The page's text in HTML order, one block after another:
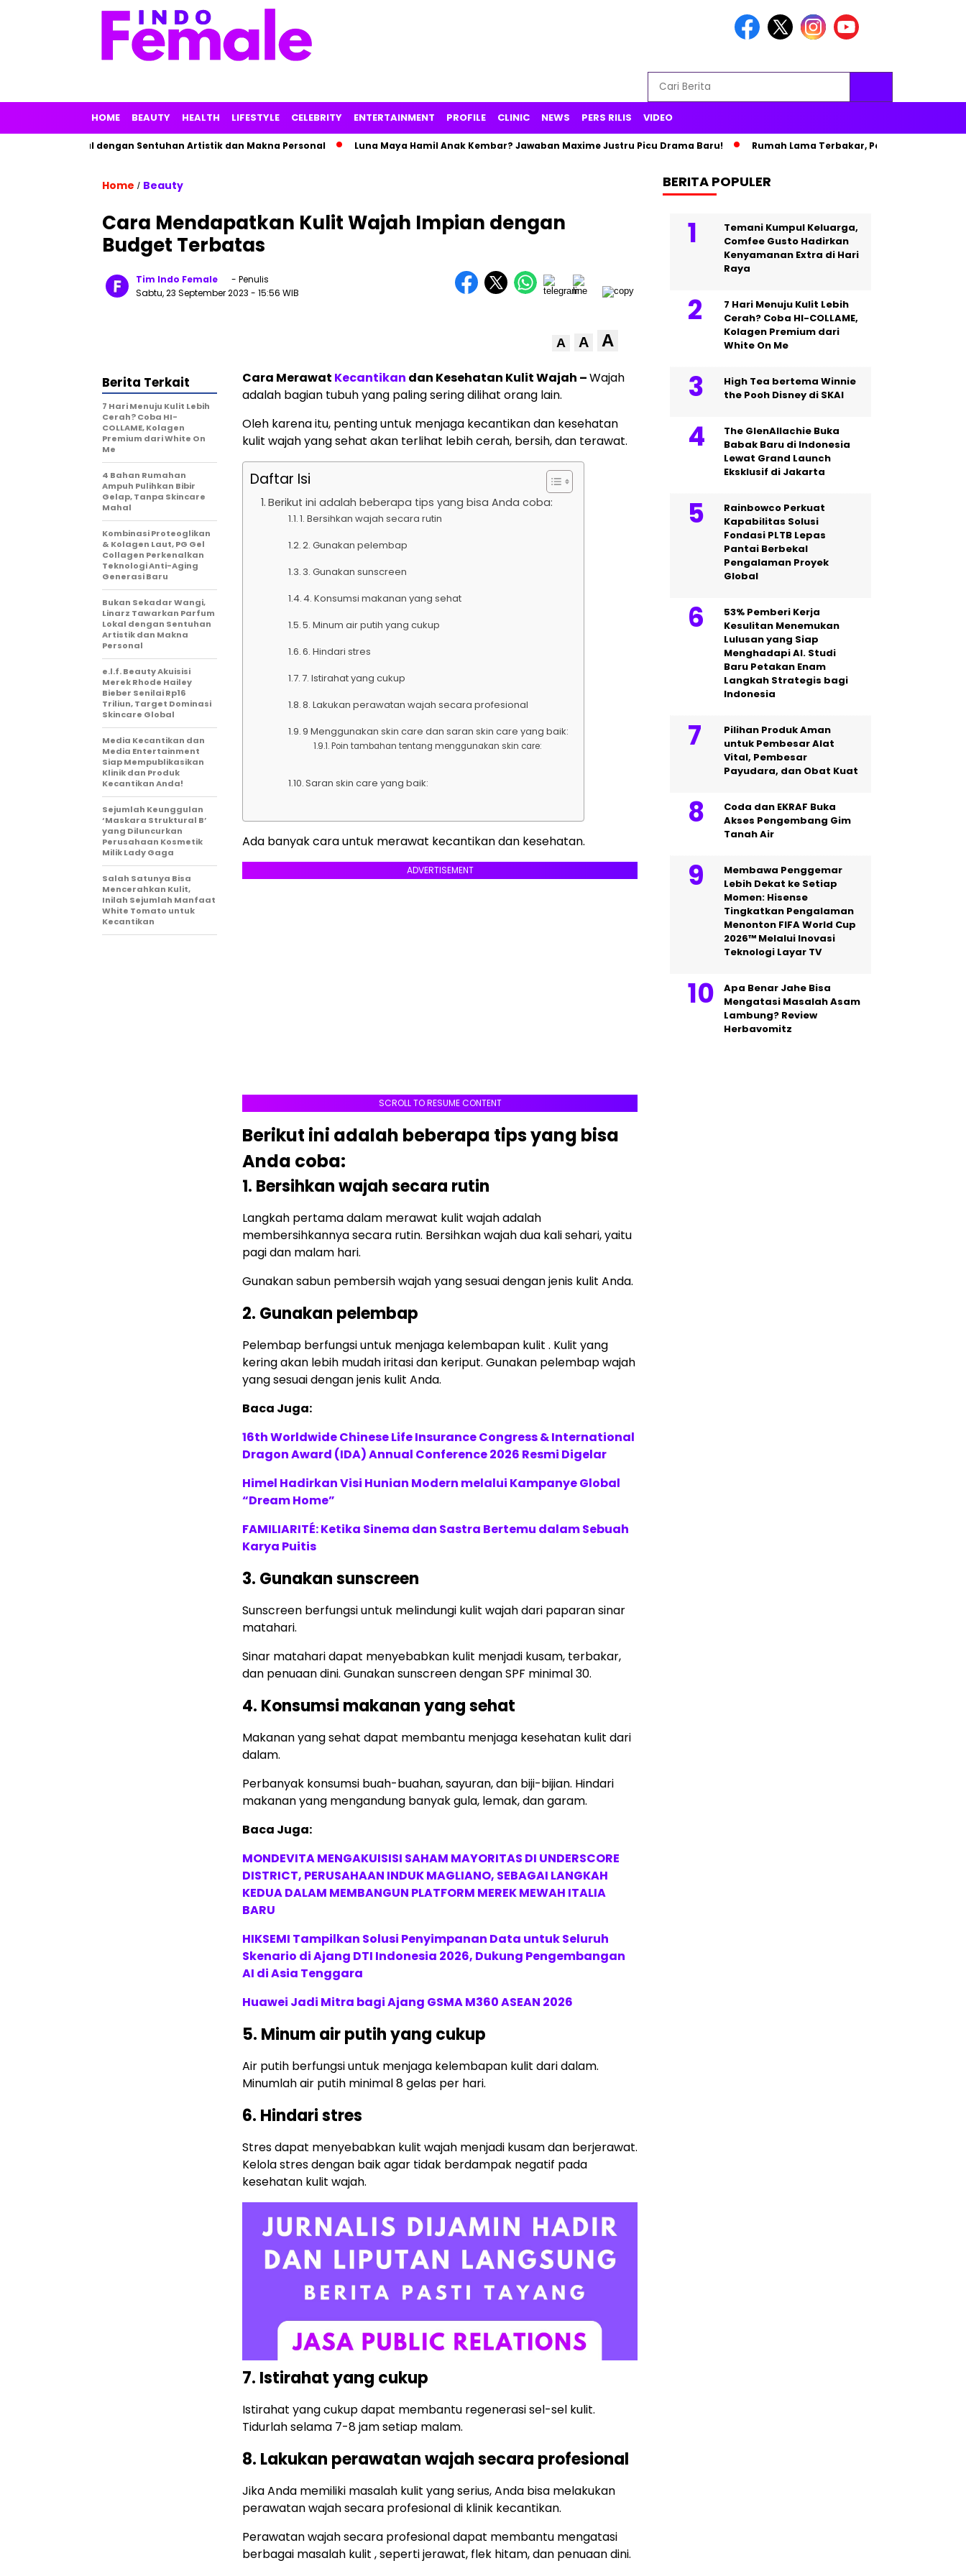
HOME BEAUTY HEALTH LIFESTYLE CELEBRITY ENTERTAINMENT PROFILE CLINIC NEWS PERS RILIS VIDEO
Lokal dengan Sentuhan Artistik dan Makna Personal Luna Maya Hamil Anak Kembar? Jawaban Maxime Justru Picu Drama Baru! Rumah Lama Terbakar, Paris Hilton Pindah ke
Home / Beauty
Cara Mendapatkan Kulit Wajah Impian dengan
Budget Terbatas
Tim Indo Female
- Penulis
Sabtu, 23 September 2023 - 15:56 WIB
A A A
Cara Merawat Kecantikan dan Kesehatan Kulit Wajah –Wajah
adalah bagian tubuh yang paling sering dilihat orang lain.
Oleh karena itu, penting untuk menjaga kecantikan dan kesehatan
kulit wajah yang sehat akan terlihat lebih cerah, bersih, dan terawat.
Daftar Isi
Berikut ini adalah beberapa tips yang bisa Anda coba:
1. Bersihkan wajah secara rutin
2. Gunakan pelembap
3. Gunakan sunscreen
4. Konsumsi makanan yang sehat
5. Minum air putih yang cukup
6. Hindari stres
7. Istirahat yang cukup
8. Lakukan perawatan wajah secara profesional
9 Menggunakan skin care dan saran skin care yang baik:
Poin tambahan tentang menggunakan skin care:
Saran skin care yang baik:
Ada banyak cara untuk merawat kecantikan dan kesehatan.
ADVERTISEMENT
SCROLL TO RESUME CONTENT
Berikut ini adalah beberapa tips yang bisa
Anda coba:
1. Bersihkan wajah secara rutin
Langkah pertama dalam merawat kulit wajah adalah
membersihkannya secara rutin. Bersihkan wajah dua kali sehari, yaitu
pagi dan malam hari.
Gunakan sabun pembersih wajah yang sesuai dengan jenis kulit Anda.
2. Gunakan pelembap
Pelembap berfungsi untuk menjaga kelembapan kulit . Kulit yang
kering akan lebih mudah iritasi dan keriput. Gunakan pelembap wajah
yang sesuai dengan jenis kulit Anda.
Baca Juga:
16th Worldwide Chinese Life Insurance Congress & International
Dragon Award (IDA) Annual Conference 2026 Resmi Digelar
Himel Hadirkan Visi Hunian Modern melalui Kampanye Global
“Dream Home”
FAMILIARITÉ: Ketika Sinema dan Sastra Bertemu dalam Sebuah
Karya Puitis
3. Gunakan sunscreen
Sunscreen berfungsi untuk melindungi kulit wajah dari paparan sinar
matahari.
Sinar matahari dapat menyebabkan kulit menjadi kusam, terbakar,
dan penuaan dini. Gunakan sunscreen dengan SPF minimal 30.
4. Konsumsi makanan yang sehat
Makanan yang sehat dapat membantu menjaga kesehatan kulit dari
dalam.
Perbanyak konsumsi buah-buahan, sayuran, dan biji-bijian. Hindari
makanan yang mengandung banyak gula, lemak, dan garam.
Baca Juga:
MONDEVITA MENGAKUISISI SAHAM MAYORITAS DI UNDERSCORE
DISTRICT, PERUSAHAAN INDUK MAGLIANO, SEBAGAI LANGKAH
KEDUA DALAM MEMBANGUN PLATFORM MEREK MEWAH ITALIA
BARU
HIKSEMI Tampilkan Solusi Penyimpanan Data untuk Seluruh
Skenario di Ajang DTI Indonesia 2026, Dukung Pengembangan
AI di Asia Tenggara
Huawei Jadi Mitra bagi Ajang GSMA M360 ASEAN 2026
5. Minum air putih yang cukup
Air putih berfungsi untuk menjaga kelembapan kulit dari dalam.
Minumlah air putih minimal 8 gelas per hari.
6. Hindari stres
Stres dapat menyebabkan kulit wajah menjadi kusam dan berjerawat.
Kelola stres dengan baik agar tidak berdampak negatif pada
kesehatan kulit wajah.
7. Istirahat yang cukup
Istirahat yang cukup dapat membantu regenerasi sel-sel kulit.
Tidurlah selama 7-8 jam setiap malam.
8. Lakukan perawatan wajah secara profesional
Jika Anda memiliki masalah kulit yang serius, Anda bisa melakukan
perawatan wajah secara profesional di klinik kecantikan.
Perawatan wajah secara profesional dapat membantu mengatasi
berbagai masalah kulit , seperti jerawat, flek hitam, dan penuaan dini.
Berita Terkait
7 Hari Menuju Kulit Lebih
Cerah? Coba HI-
COLLAME, Kolagen
Premium dari White On
Me
4 Bahan Rumahan
Ampuh Pulihkan Bibir
Gelap, Tanpa Skincare
Mahal
Kombinasi Proteoglikan
& Kolagen Laut, PG Gel
Collagen Perkenalkan
Teknologi Anti-Aging
Generasi Baru
Bukan Sekadar Wangi,
Linarz Tawarkan Parfum
Lokal dengan Sentuhan
Artistik dan Makna
Personal
e.l.f. Beauty Akuisisi
Merek Rhode Hailey
Bieber Senilai Rp16
Triliun, Target Dominasi
Skincare Global
Media Kecantikan dan
Media Entertainment
Siap Mempublikasikan
Klinik dan Produk
Kecantikan Anda!
Sejumlah Keunggulan
‘Maskara Struktural B’
yang Diluncurkan
Perusahaan Kosmetik
Milik Lady Gaga
Salah Satunya Bisa
Mencerahkan Kulit,
Inilah Sejumlah Manfaat
White Tomato untuk
Kecantikan
BERITA POPULER
Temani Kumpul Keluarga,
Comfee Gusto Hadirkan
Kenyamanan Extra di Hari
Raya
7 Hari Menuju Kulit Lebih
Cerah? Coba HI-COLLAME,
Kolagen Premium dari
White On Me
High Tea bertema Winnie
the Pooh Disney di SKAI
The GlenAllachie Buka
Babak Baru di Indonesia
Lewat Grand Launch
Eksklusif di Jakarta
Rainbowco Perkuat
Kapabilitas Solusi
Fondasi PLTB Lepas
Pantai Berbekal
Pengalaman Proyek
Global
53% Pemberi Kerja
Kesulitan Menemukan
Lulusan yang Siap
Menghadapi AI. Studi
Baru Petakan Enam
Langkah Strategis bagi
Indonesia
Pilihan Produk Aman
untuk Pembesar Alat
Vital, Pembesar
Payudara, dan Obat Kuat
Coda dan EKRAF Buka
Akses Pengembang Gim
Tanah Air
Membawa Penggemar
Lebih Dekat ke Setiap
Momen: Hisense
Tingkatkan Pengalaman
Menonton FIFA World Cup
2026™ Melalui Inovasi
Teknologi Layar TV
Apa Benar Jahe Bisa
Mengatasi Masalah Asam
Lambung? Review
Herbavomitz